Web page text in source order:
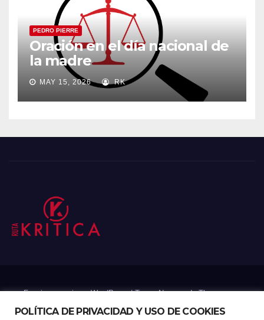
PEDRO PIERRE
Oración en el día nacional de
la madre
MAY 15, 2026 RK
Funciona gracias a WordPress|Tema: Newsup deThemeansar
POLÍTICA DE PRIVACIDAD Y USO DE COOKIES